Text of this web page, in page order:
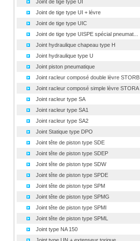
Joint de tige type UI
Joint de tige type UI + lévre
Joint de tige type UIC
Joint de tige type UISPE spécial pneumat...
Joint hydraulique chapeau type H
Joint hydraulique type U
Joint piston pneumatique
Joint racleur composé double lèvre STORB
Joint racleur composé simple lèvre STORA
Joint racleur type SA
Joint racleur type SA1
Joint racleur type SA2
Joint Statique type DPO
Joint tête de piston type SDE
Joint tête de piston type SDEP
Joint tête de piston type SDW
Joint tête de piston type SPDE
Joint tête de piston type SPM
Joint tête de piston type SPMG
Joint tête de piston type SPMI
Joint tête de piston type SPML
Joint type NA 150